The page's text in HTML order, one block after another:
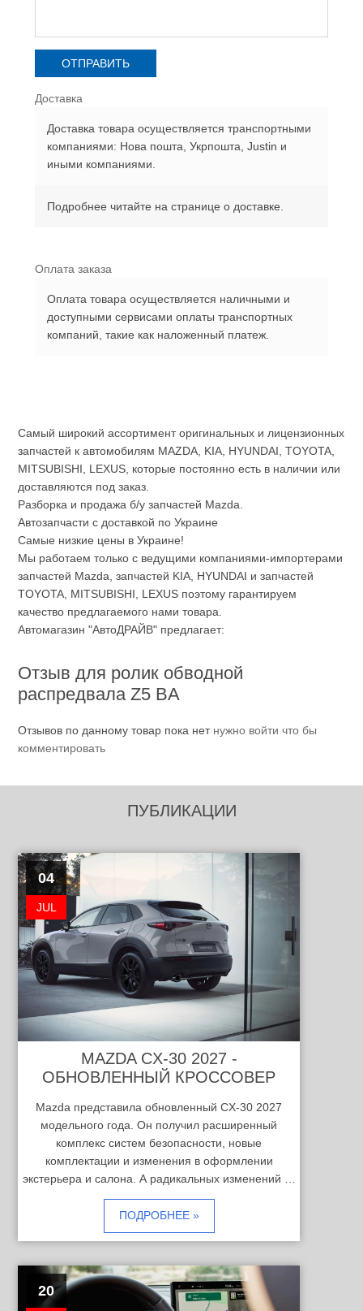
Доставка
Доставка товара осуществляется транспортными
компаниями: Нова пошта, Укрпошта, Justin и
иными компаниями.
Подробнее читайте на странице о доставке.
Оплата заказа
Оплата товара осуществляется наличными и
доступными сервисами оплаты транспортных
компаний, такие как наложенный платеж.
Самый широкий ассортимент оригинальных и лицензионных
запчастей к автомобилям MAZDA, KIA, HYUNDAI, TOYOTA,
MITSUBISHI, LEXUS, которые постоянно есть в наличии или
доставляются под заказ.
Разборка и продажа б/у запчастей Mazda.
Автозапчасти с доставкой по Украине
Самые низкие цены в Украине!
Мы работаем только с ведущими компаниями-импортерами
запчастей Mazda, запчастей KIA, HYUNDAI и запчастей
TOYOTA, MITSUBISHI, LEXUS поэтому гарантируем
качество предлагаемого нами товара.
Автомагазин "АвтоДРАЙВ" предлагает:
Отзыв для ролик обводной
распредвала Z5 BA
Отзывов по данному товар пока нет нужно войти что бы
комментировать
ПУБЛИКАЦИИ
04
JUL
MAZDA CX-30 2027 -
ОБНОВЛЕННЫЙ КРОССОВЕР
Mazda представила обновленный CX-30 2027
модельного года. Он получил расширенный
комплекс систем безопасности, новые
комплектации и изменения в оформлении
экстерьера и салона. А радикальных изменений …
ПОДРОБНЕЕ »
20